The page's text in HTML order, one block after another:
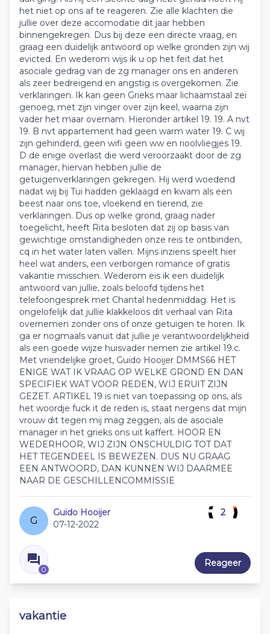
het niet op ons af te reageren. Zie alle klachten die
jullie over deze accomodatie dit jaar hebben
binnengekregen. Dus bij deze een directe vraag, en
graag een duidelijk antwoord op welke gronden zijn wij
evicted. En wederom wijs ik u op het feit dat het
asociale gedrag van de zg manager ons en anderen
als zeer bedreigend en angstig is overgekomen. Zie
verklaringen. Ik kan geen Grieks maar lichaamstaal zei
genoeg, met zijn vinger over zijn keel, waarna zijn
vader het maar overnam. Hieronder artikel 19. 19. A nvt
19. B nvt appartement had geen warm water 19. C wij
zijn gehinderd, geen wifi geen ww en rioolvliegjes 19.
D de enige overlast die werd veroorzaakt door de zg
manager, hiervan hebben jullie de
getuigenverklaringen gekregen. Hij werd woedend
nadat wij bij Tui hadden geklaagd en kwam als een
beest naar ons toe, vloekend en tierend, zie
verklaringen. Dus op welke grond, graag nader
toegelicht, heeft Rita besloten dat zij op basis van
gewichtige omstandigheden onze reis te ontbinden,
cq in het water laten vallen. Mijns inziens speelt hier
heel wat anders, een verborgen romance of gratis
vakantie misschien. Wederom eis ik een duidelijk
antwoord van jullie, zoals beloofd tijdens het
telefoongesprek met Chantal hedenmiddag. Het is
ongelofelijk dat jullie klakkeloos dit verhaal van Rita
overnemen zonder ons of onze getuigen te horen. Ik
ga er nogmaals vanuit dat jullie je verantwoordelijkheid
als een goede wijze huisvader nemen zie artikel 19.c.
Met vriendelijke groet, Guido Hooijer DMMS66 HET
ENIGE WAT IK VRAAG OP WELKE GROND EN DAN
SPECIFIEK WAT VOOR REDEN, WIJ ERUIT ZIJN
GEZET. ARTIKEL 19 is niet van toepassing op ons, als
het woordje fuck it de reden is, staat nergens dat mijn
vrouw dit tegen mij mag zeggen, als de asociale
manager in het grieks ons uit kaffert. HOOR EN
WEDERHOOR, WIJ ZIJN ONSCHULDIG TOT DAT
HET TEGENDEEL IS BEWEZEN. DUS NU GRAAG
EEN ANTWOORD, DAN KUNNEN WIJ DAARMEE
NAAR DE GESCHILLENCOMMISSIE
G
Guido Hooijer
07-12-2022
0
2
Reageer
vakantie